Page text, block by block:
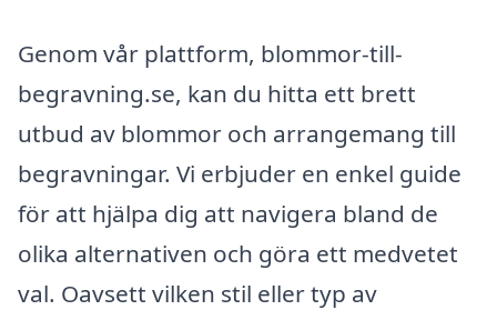
Genom vår plattform, blommor-till-
begravning.se, kan du hitta ett brett
utbud av blommor och arrangemang till
begravningar. Vi erbjuder en enkel guide
för att hjälpa dig att navigera bland de
olika alternativen och göra ett medvetet
val. Oavsett vilken stil eller typ av